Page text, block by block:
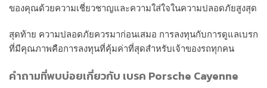
ของคุณด้วยความเชี่ยวชาญและความใส่ใจในความปลอดภัยสูงสุด
สุดท้าย ความปลอดภัยควรมาก่อนเสมอ การลงทุนกับการดูแลเบรก
ที่มีคุณภาพคือการลงทุนที่คุ้มค่าที่สุดสำหรับเจ้าของรถทุกคน
คำถามที่พบบ่อยเกี่ยวกับ เบรค Porsche Cayenne